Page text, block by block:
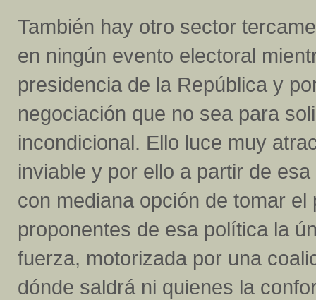
También hay otro sector
en ningún evento electoral
presidencia de la República y
negociación que no sea para
incondicional. Ello luce muy
inviable y por ello a partir de
con mediana opción de tomar
proponentes de esa política la
fuerza, motorizada por una
dónde saldrá ni quienes la